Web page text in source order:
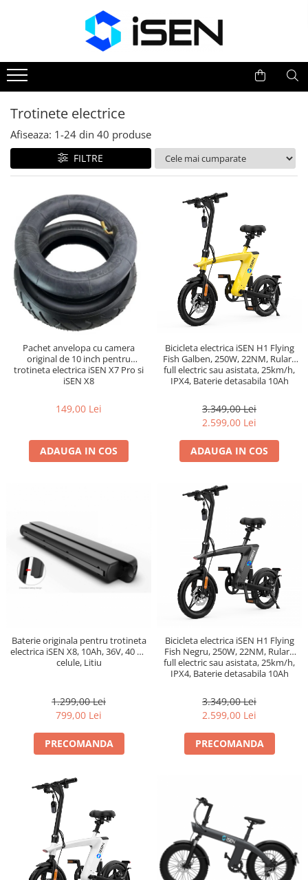
Trotinete electrice
Piese si accesorii
Trotinete electrice
Afiseaza: 1-24 din 40 produse
FILTRE
Pachet anvelopa cu camera
original de 10 inch pentru
trotineta electrica iSEN X7 Pro si
iSEN X8
149,00 Lei
ADAUGA IN COS
Bicicleta electrica iSEN H1 Flying
Fish Galben, 250W, 22NM, Rulare
full electric sau asistata, 25km/h,
IPX4, Baterie detasabila 10Ah
3.349,00 Lei
2.599,00 Lei
ADAUGA IN COS
Baterie originala pentru trotineta
electrica iSEN X8, 10Ah, 36V, 40 de
celule, Litiu
1.299,00 Lei
799,00 Lei
PRECOMANDA
Bicicleta electrica iSEN H1 Flying
Fish Negru, 250W, 22NM, Rulare
full electric sau asistata, 25km/h,
IPX4, Baterie detasabila 10Ah
3.349,00 Lei
2.599,00 Lei
PRECOMANDA